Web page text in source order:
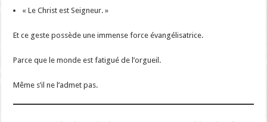
« Le Christ est Seigneur. »
Et ce geste possède une immense force évangélisatrice.
Parce que le monde est fatigué de l’orgueil.
Même s’il ne l’admet pas.